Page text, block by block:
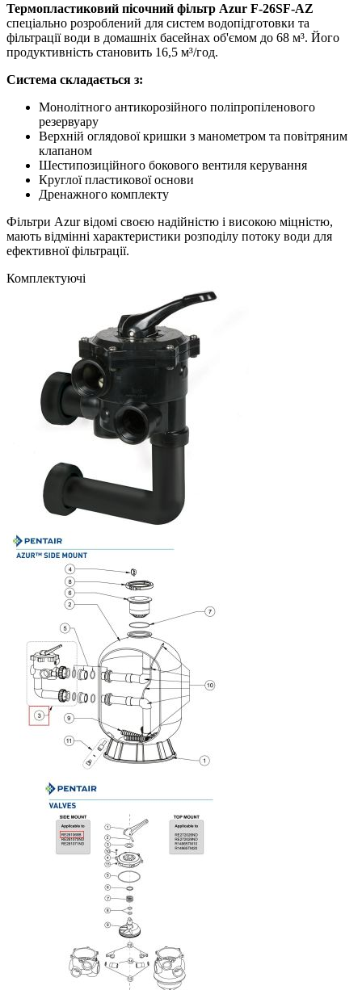
Термопластиковий пісочний фільтр Azur F-26SF-AZ
спеціально розроблений для систем водопідготовки та
фільтрації води в домашніх басейнах об'ємом до 68 м³. Його
продуктивність становить 16,5 м³/год.
Система складається з:
Монолітного антикорозійного поліпропіленового
резервуару
Верхній оглядової кришки з манометром та повітряним
клапаном
Шестипозиційного бокового вентиля керування
Круглої пластикової основи
Дренажного комплекту
Фільтри Azur відомі своєю надійністю і високою міцністю,
мають відмінні характеристики розподілу потоку води для
ефективної фільтрації.
Комплектуючі